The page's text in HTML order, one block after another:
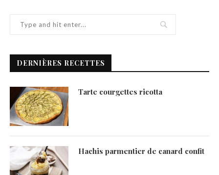
DERNIÈRES RECETTES
Tarte courgettes ricotta
Hachis parmentier de canard confit